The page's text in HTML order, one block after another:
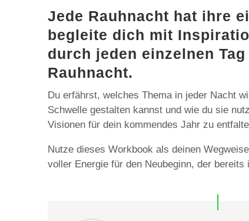
Jede Rauhnacht hat ihre
begleite dich mit
durch jeden einzelnen
Rauhnacht.
Du erfährst, welches Thema in jeder Nacht
Schwelle gestalten kannst und wie du sie
Visionen für dein kommendes Jahr zu
Nutze dieses Workbook als deinen
voller Energie für den Neubeginn, der bereits